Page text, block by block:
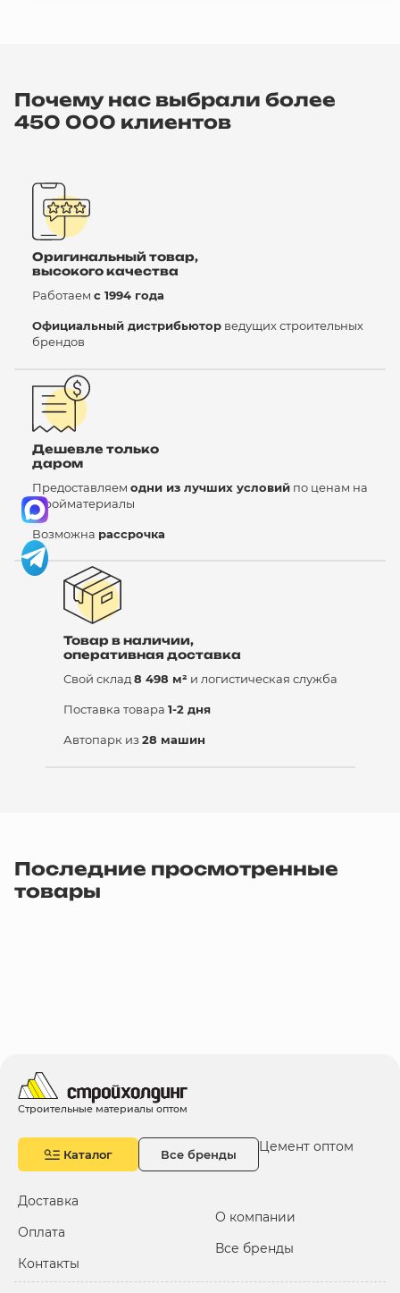
Почему нас выбрали более
450 000 клиентов
Оригинальный товар,
высокого качества
Работаем с 1994 года
Официальный дистрибьютор ведущих строительных
брендов
Дешевле только
даром
Предоставляем одни из лучших условий по ценам на
стройматериалы
Возможна рассрочка
Товар в наличии,
оперативная доставка
Свой склад8 498 м² и логистическая служба
Поставка товара 1-2 дня
Автопарк из 28 машин
Последние просмотренные
товары
Строительные материалы оптом
Каталог Все бренды Цемент оптом
Доставка
Оплата
Контакты
О компании
Все бренды